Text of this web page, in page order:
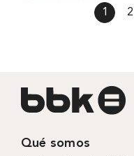
1 2
Qué somos